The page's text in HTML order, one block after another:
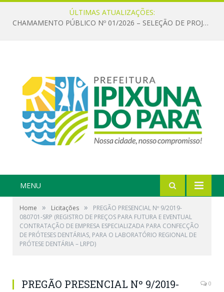
ÚLTIMAS ATUALIZAÇÕES:
CHAMAMENTO PÚBLICO Nº 01/2026 – SELEÇÃO DE PROJETOS PARA FIRMAR TERMO DE EXECUÇÃO CULTURAL COM RECURSOS DA POLÍTICA NACIONAL ALDIR BLANC DE FOMENTO À CULTURA – PNAB (LEI Nº 14.399/2022)
MENU
Home » Licitações »
PREGÃO PRESENCIAL Nº 9/2019-
080701-SRP (REGISTRO DE PREÇOS PARA FUTURA E EVENTUAL
CONTRATAÇÃO DE EMPRESA ESPECIALIZADA PARA CONFECÇÃO
DE PRÓTESES DENTÁRIAS, PARA O LABORATÓRIO REGIONAL DE
PRÓTESE DENTÁRIA – LRPD)
PREGÃO PRESENCIAL Nº 9/2019-
0